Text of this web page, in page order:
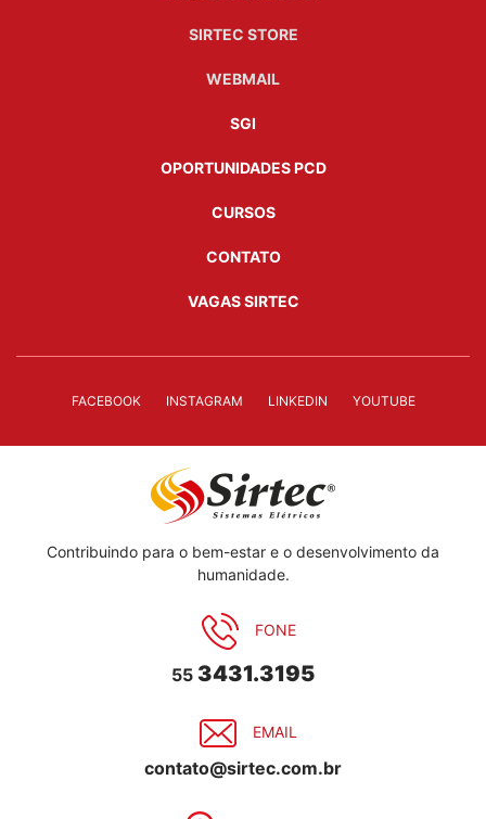
SIRTEC STORE
WEBMAIL
SGI
OPORTUNIDADES PCD
CURSOS
CONTATO
VAGAS SIRTEC
FACEBOOK INSTAGRAM LINKEDIN YOUTUBE
Contribuindo para o bem-estar e o desenvolvimento da
humanidade.
FONE
55 3431.3195
EMAIL
contato@sirtec.com.br